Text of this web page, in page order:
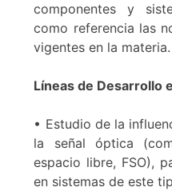
componentes y
como referencia las
vigentes en la materia.
Líneas de Desarrollo
• Estudio de la
la señal óptica
espacio libre, FSO),
en sistemas de este